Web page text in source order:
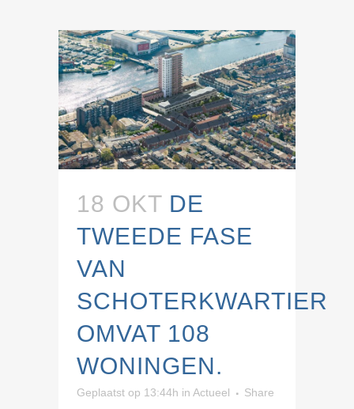
18 OKT DE
TWEEDE FASE
VAN
SCHOTERKWARTIER
OMVAT 108
WONINGEN.
Geplaatst op 13:44h in Actueel Share